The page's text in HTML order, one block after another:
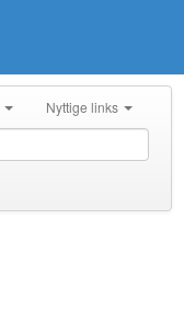
Nyttige links